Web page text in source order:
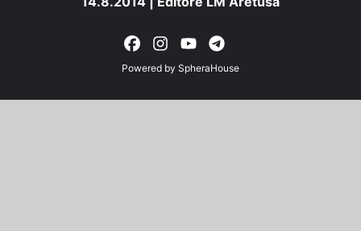
Powered by SpheraHouse